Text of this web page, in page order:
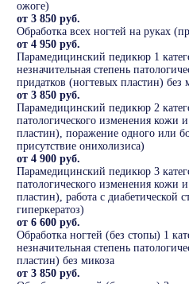
ожоге)
от 3 850 руб.
Обработка всех ногтей на руках
от 4 950 руб.
Парамедицинский педикюр 1
незначительная степень
придатков (ногтевых пластин) без
от 3 850 руб.
Парамедицинский педикюр 2
патологического изменения кожи
пластин), поражение одного или
присутствие онихолизиса)
от 4 900 руб.
Парамедицинский педикюр 3
патологического изменения кожи
пластин), работа с диабетической
гиперкератоз)
от 6 600 руб.
Обработка ногтей (без стопы) 1
незначительная степень
пластин) без микоза
от 3 850 руб.